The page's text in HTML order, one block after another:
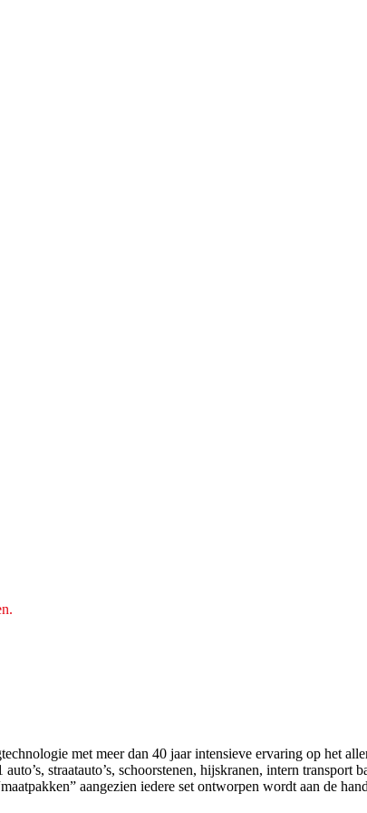
met meer dan 40 jaar intensieve ervaring op het
straatauto’s, schoorstenen, hijskranen, intern
aangezien iedere set ontworpen wordt aan de